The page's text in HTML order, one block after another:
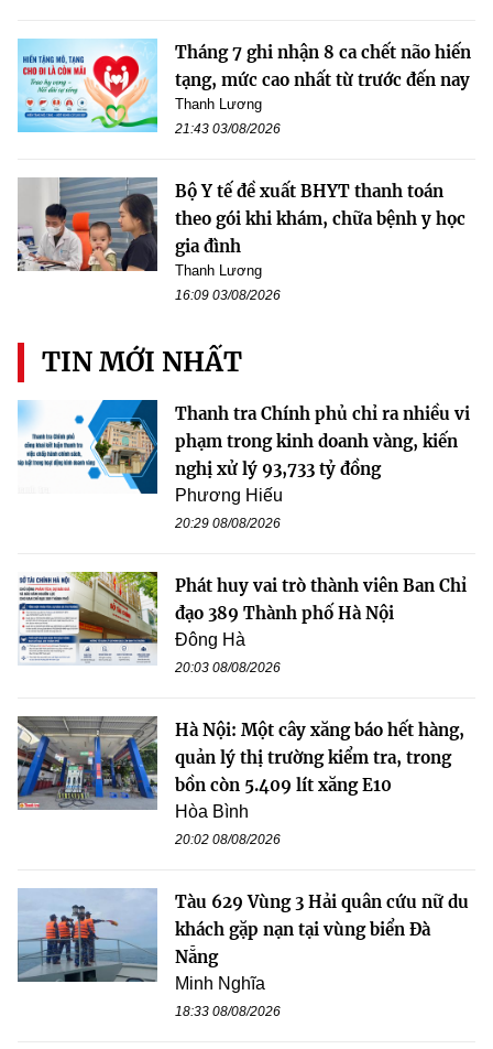
Tháng 7 ghi nhận 8 ca chết não hiến
tạng, mức cao nhất từ trước đến nay
Thanh Lương
21:43 03/08/2026
Bộ Y tế đề xuất BHYT thanh toán
theo gói khi khám, chữa bệnh y học
gia đình
Thanh Lương
16:09 03/08/2026
TIN MỚI NHẤT
Thanh tra Chính phủ chỉ ra nhiều vi
phạm trong kinh doanh vàng, kiến
nghị xử lý 93,733 tỷ đồng
Phương Hiếu
20:29 08/08/2026
Phát huy vai trò thành viên Ban Chỉ
đạo 389 Thành phố Hà Nội
Đông Hà
20:03 08/08/2026
Hà Nội: Một cây xăng báo hết hàng,
quản lý thị trường kiểm tra, trong
bồn còn 5.409 lít xăng E10
Hòa Bình
20:02 08/08/2026
Tàu 629 Vùng 3 Hải quân cứu nữ du
khách gặp nạn tại vùng biển Đà
Nẵng
Minh Nghĩa
18:33 08/08/2026